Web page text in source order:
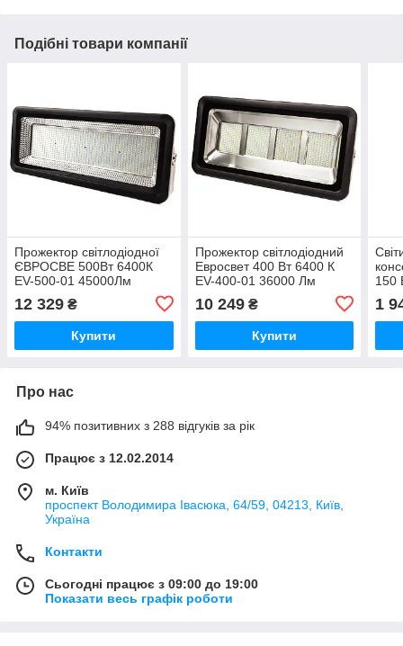
Подібні товари компанії
Прожектор світлодіодної
ЄВРОСВЕ 500Вт 6400К
EV-500-01 45000Лм
12 329 ₴
Купити
Прожектор світлодіодний
Евросвет 400 Вт 6400 К
EV-400-01 36000 Лм
10 249₴
Купити
150
1
Про нас
94% позитивних з 288 відгуків за рік
Працює з 12.02.2014
м. Київ
проспект Володимира Івасюка, 64/59, 04213, Київ,
Україна
Контакти
Сьогодні працює з 09:00 до 19:00
Показати весь графік роботи